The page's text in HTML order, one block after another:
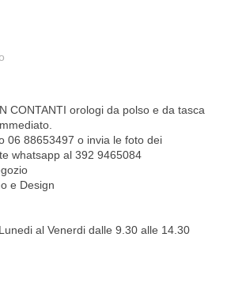
CONTANTI orologi da polso e da tasca
06 88653497 o invia le foto dei
whatsapp al 392 9465084
e Design
al Venerdi dalle 9.30 alle 14.30